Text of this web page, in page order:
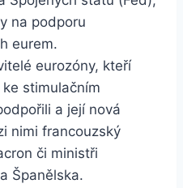
na podporu
eurem.
eurozóny, kteří
stimulačním
a její nová
nimi francouzský
či ministři
Španělska.